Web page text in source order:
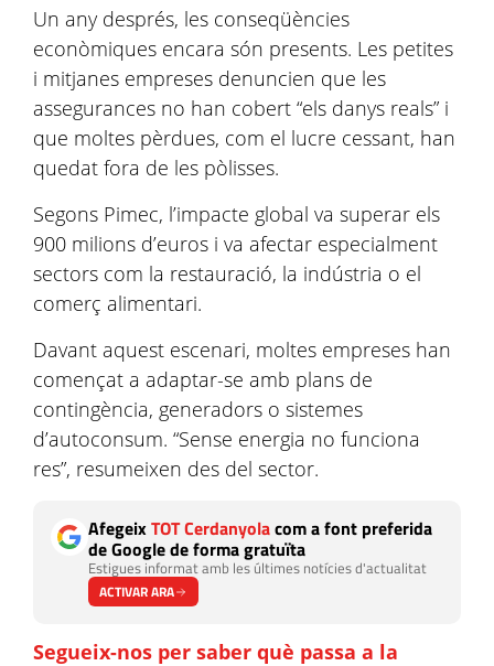
Un any després, les conseqüències
econòmiques encara són presents. Les petites
i mitjanes empreses denuncien que les
assegurances no han cobert “els danys reals” i
que moltes pèrdues, com el lucre cessant, han
quedat fora de les pòlisses.
Segons Pimec, l’impacte global va superar els
900 milions d’euros i va afectar especialment
sectors com la restauració, la indústria o el
comerç alimentari.
Davant aquest escenari, moltes empreses han
començat a adaptar-se amb plans de
contingència, generadors o sistemes
d’autoconsum. “Sense energia no funciona
res”, resumeixen des del sector.
AfegeixTOT Cerdanyolacom a font preferida
de Google de forma gratuïta
Estigues informat amb les últimes notícies d'actualitat
ACTIVAR ARA
Segueix-nos per saber què passa a la